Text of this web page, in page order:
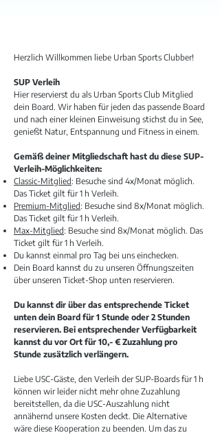
Herzlich Willkommen liebe Urban Sports Clubber!
SUP Verleih
Hier reservierst du als Urban Sports Club Mitglied
dein Board. Wir haben für jeden das passende Board
und nach einer kleinen Einweisung stichst du in See,
genießt Natur, Entspannung und Fitness in einem.
Gemäß deiner Mitgliedschaft hast du diese SUP-
Verleih-Möglichkeiten:
Classic-Mitglied: Besuche sind 4x/Monat möglich.
Das Ticket gilt für 1 h Verleih.
Premium-Mitglied: Besuche sind 8x/Monat möglich.
Das Ticket gilt für 1 h Verleih.
Max-Mitglied: Besuche sind 8x/Monat möglich. Das
Ticket gilt für 1 h Verleih.
Du kannst einmal pro Tag bei uns einchecken.
Dein Board kannst du zu unseren Öffnungszeiten
über unseren Ticket-Shop unten reservieren.
Du kannst dir über das entsprechende Ticket
unten dein Board für 1 Stunde oder 2 Stunden
reservieren. Bei entsprechender Verfügbarkeit
kannst du vor Ort für 10,- € Zuzahlung pro
Stunde zusätzlich verlängern.
Liebe USC-Gäste, den Verleih der SUP-Boards für 1 h
können wir leider nicht mehr ohne Zuzahlung
bereitstellen, da die USC-Auszahlung nicht
annähernd unsere Kosten deckt. Die Alternative
wäre diese Kooperation zu beenden. Um das zu